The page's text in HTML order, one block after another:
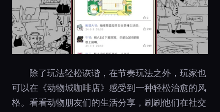
除了玩法轻松诙谐，在节奏玩法之外，玩家也
可以在《动物城咖啡店》感受到一种轻松治愈的风
格。看看动物朋友们的生活分享，刷刷他们在社交